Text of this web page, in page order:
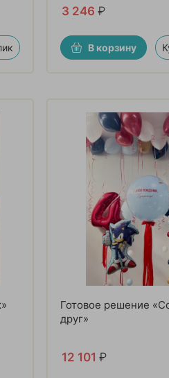
3 246 ₽
В корзину
Готовое решение
друг»
12 101 ₽